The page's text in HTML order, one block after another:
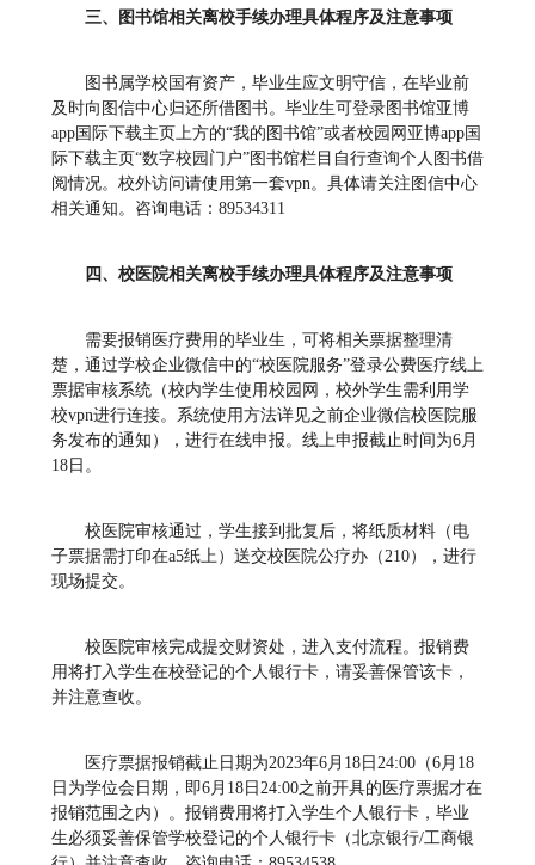
三、图书馆相关离校手续办理具体程序及注意事项
图书属学校国有资产，毕业生应文明守信，在毕业前
及时向图信中心归还所借图书。毕业生可登录图书馆亚博
app国际下载主页上方的“我的图书馆”或者校园网亚博app国
际下载主页“数字校园门户”图书馆栏目自行查询个人图书借
阅情况。校外访问请使用第一套vpn。具体请关注图信中心
相关通知。咨询电话：89534311
四、校医院相关离校手续办理具体程序及注意事项
需要报销医疗费用的毕业生，可将相关票据整理清
楚，通过学校企业微信中的“校医院服务”登录公费医疗线上
票据审核系统（校内学生使用校园网，校外学生需利用学
校vpn进行连接。系统使用方法详见之前企业微信校医院服
务发布的通知），进行在线申报。线上申报截止时间为6月
18日。
校医院审核通过，学生接到批复后，将纸质材料（电
子票据需打印在a5纸上）送交校医院公疗办（210），进行
现场提交。
校医院审核完成提交财资处，进入支付流程。报销费
用将打入学生在校登记的个人银行卡，请妥善保管该卡，
并注意查收。
医疗票据报销截止日期为2023年6月18日24:00（6月18
日为学位会日期，即6月18日24:00之前开具的医疗票据才在
报销范围之内）。报销费用将打入学生个人银行卡，毕业
生必须妥善保管学校登记的个人银行卡（北京银行/工商银